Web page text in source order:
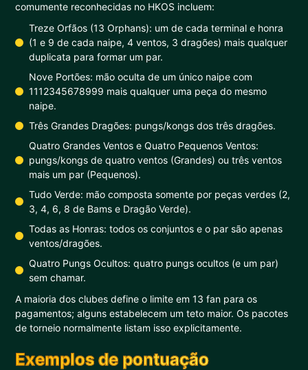
comumente reconhecidas no HKOS incluem:
Treze Orfãos (13 Orphans): um de cada terminal e honra
(1 e 9 de cada naipe, 4 ventos, 3 dragões) mais qualquer
duplicata para formar um par.
Nove Portões: mão oculta de um único naipe com
1112345678999 mais qualquer uma peça do mesmo
naipe.
Três Grandes Dragões: pungs/kongs dos três dragões.
Quatro Grandes Ventos e Quatro Pequenos Ventos:
pungs/kongs de quatro ventos (Grandes) ou três ventos
mais um par (Pequenos).
Tudo Verde: mão composta somente por peças verdes (2,
3, 4, 6, 8 de Bams e Dragão Verde).
Todas as Honras: todos os conjuntos e o par são apenas
ventos/dragões.
Quatro Pungs Ocultos: quatro pungs ocultos (e um par)
sem chamar.
A maioria dos clubes define o limite em 13 fan para os
pagamentos; alguns estabelecem um teto maior. Os pacotes
de torneio normalmente listam isso explicitamente.
Exemplos de pontuação